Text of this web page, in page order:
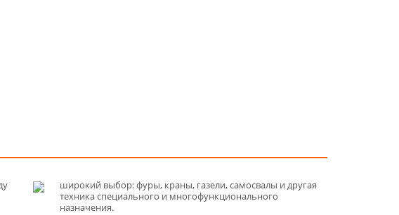
широкий выбор: фуры, краны, газели, самосвалы и другая
техника специального и многофункционального
назначения.